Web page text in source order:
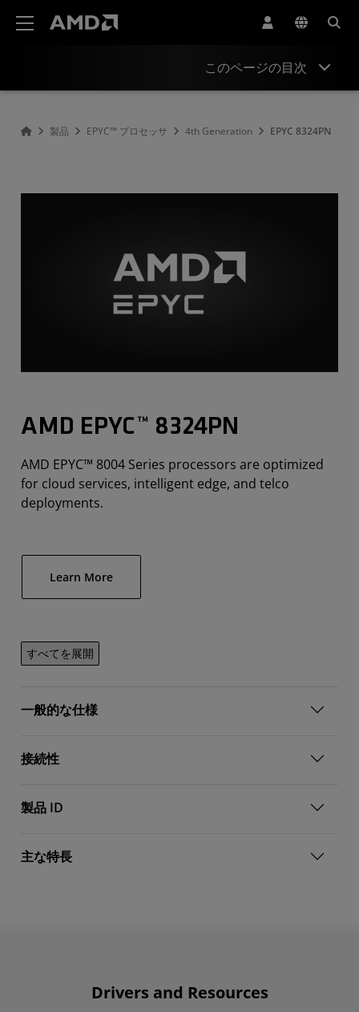
このページの目次
製品 EPYC™ プロセッサ 4th Generation EPYC 8324PN
AMD EPYC™ 8324PN
AMD EPYC™ 8004 Series processors are optimized
for cloud services, intelligent edge, and telco
deployments.
Learn More
すべてを展開
一般的な仕様
接続性
製品 ID
主な特長
Drivers and Resources